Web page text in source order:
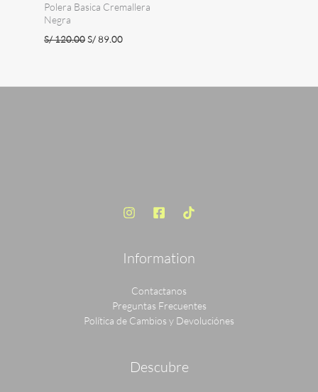
Polera Basica Cremallera
Negra
S/120.00 El
S/89.00El
Information
Contactanos
Preguntas Frecuentes
Política de Cambios y Devoluciónes
Descubre